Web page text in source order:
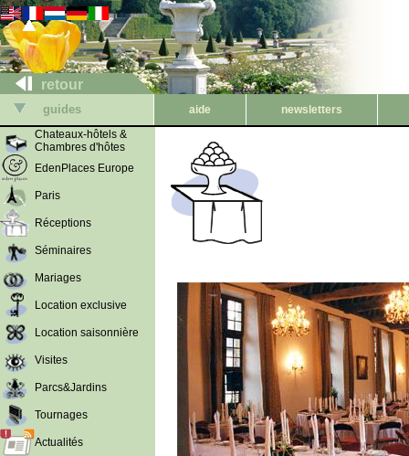
retour
guides aide
newsletters
Chateaux-hôtels &
Chambres d'hôtes
EdenPlaces Europe
Paris
Réceptions
Séminaires
Mariages
Location exclusive
Location saisonnière
Visites
Parcs&Jardins
Tournages
Actualités